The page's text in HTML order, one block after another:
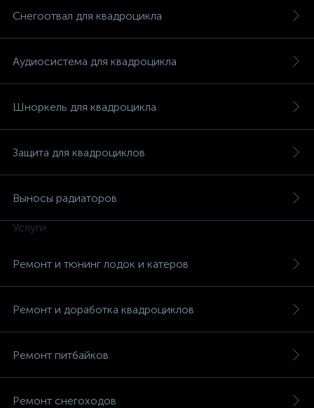
Снегоотвал для квадроцикла
Аудиосистема для квадроцикла
Шноркель для квадроцикла
Защита для квадроциклов
Выносы радиаторов
Услуги
Ремонт и тюнинг лодок и катеров
Ремонт и доработка квадроциклов
Ремонт питбайков
Ремонт снегоходов